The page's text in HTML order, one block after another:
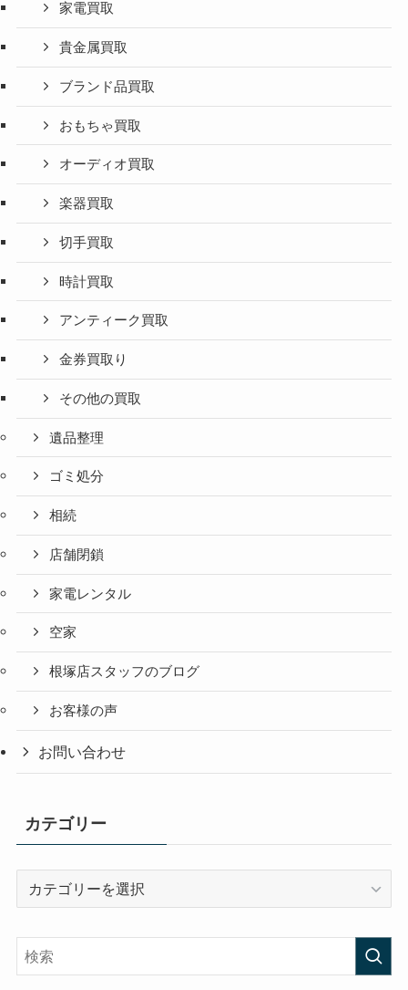
家電買取
貴金属買取
ブランド品買取
おもちゃ買取
オーディオ買取
楽器買取
切手買取
時計買取
アンティーク買取
金券買取り
その他の買取
遺品整理
ゴミ処分
相続
店舗閉鎖
家電レンタル
空家
根塚店スタッフのブログ
お客様の声
お問い合わせ
カテゴリー
リ
ー